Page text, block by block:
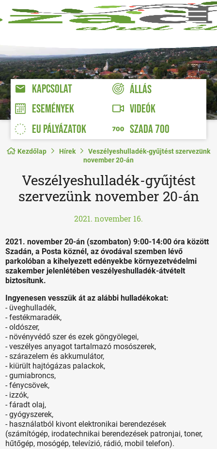
KAPCSOLAT
ÁLLÁS
ESEMÉNYEK
VIDEÓK
EU PÁLYÁZATOK
SZADA 700
Kezdőlap Hírek
Veszélyeshulladék-gyűjtést szervezünk
november 20-án
Veszélyeshulladék-gyűjtést
szervezünk november 20-án
2021. november 16.
2021. november 20-án (szombaton) 9:00-14:00 óra között
Szadán, a Posta köznél, az óvodával szemben lévő
parkolóban a kihelyezett edényekbe környezetvédelmi
szakember jelenlétében veszélyeshulladék-átvételt
biztosítunk.
Ingyenesen vesszük át az alábbi hulladékokat:
- üveghulladék,
- festékmaradék,
- oldószer,
- növényvédő szer és ezek göngyölegei,
- veszélyes anyagot tartalmazó mosószerek,
- szárazelem és akkumulátor,
- kiürült hajtógázas palackok,
- gumiabroncs,
- fénycsövek,
- izzók,
- fáradt olaj,
- gyógyszerek,
- használatból kivont elektronikai berendezések
(számítógép, irodatechnikai berendezések patronjai, toner,
hűtőgép, mosógép, televízió, rádió, mobil telefon).